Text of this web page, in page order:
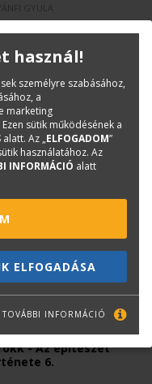
építészet kezdetei
ZOLTÁN
- Az építészet
6.
használ!
személyre szabásához,
a
marketing
sütik működésének a
alatt. Az „ELFOGADOM”
használatához. Az
INFORMÁCIÓ alatt
ELFOGADÁSA
TOVÁBBI INFORMÁCIÓ